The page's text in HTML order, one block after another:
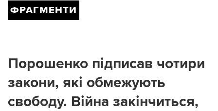
ФРАГМЕНТИ
Порошенко підписав чотири
закони, які обмежують
свободу. Війна закінчиться,